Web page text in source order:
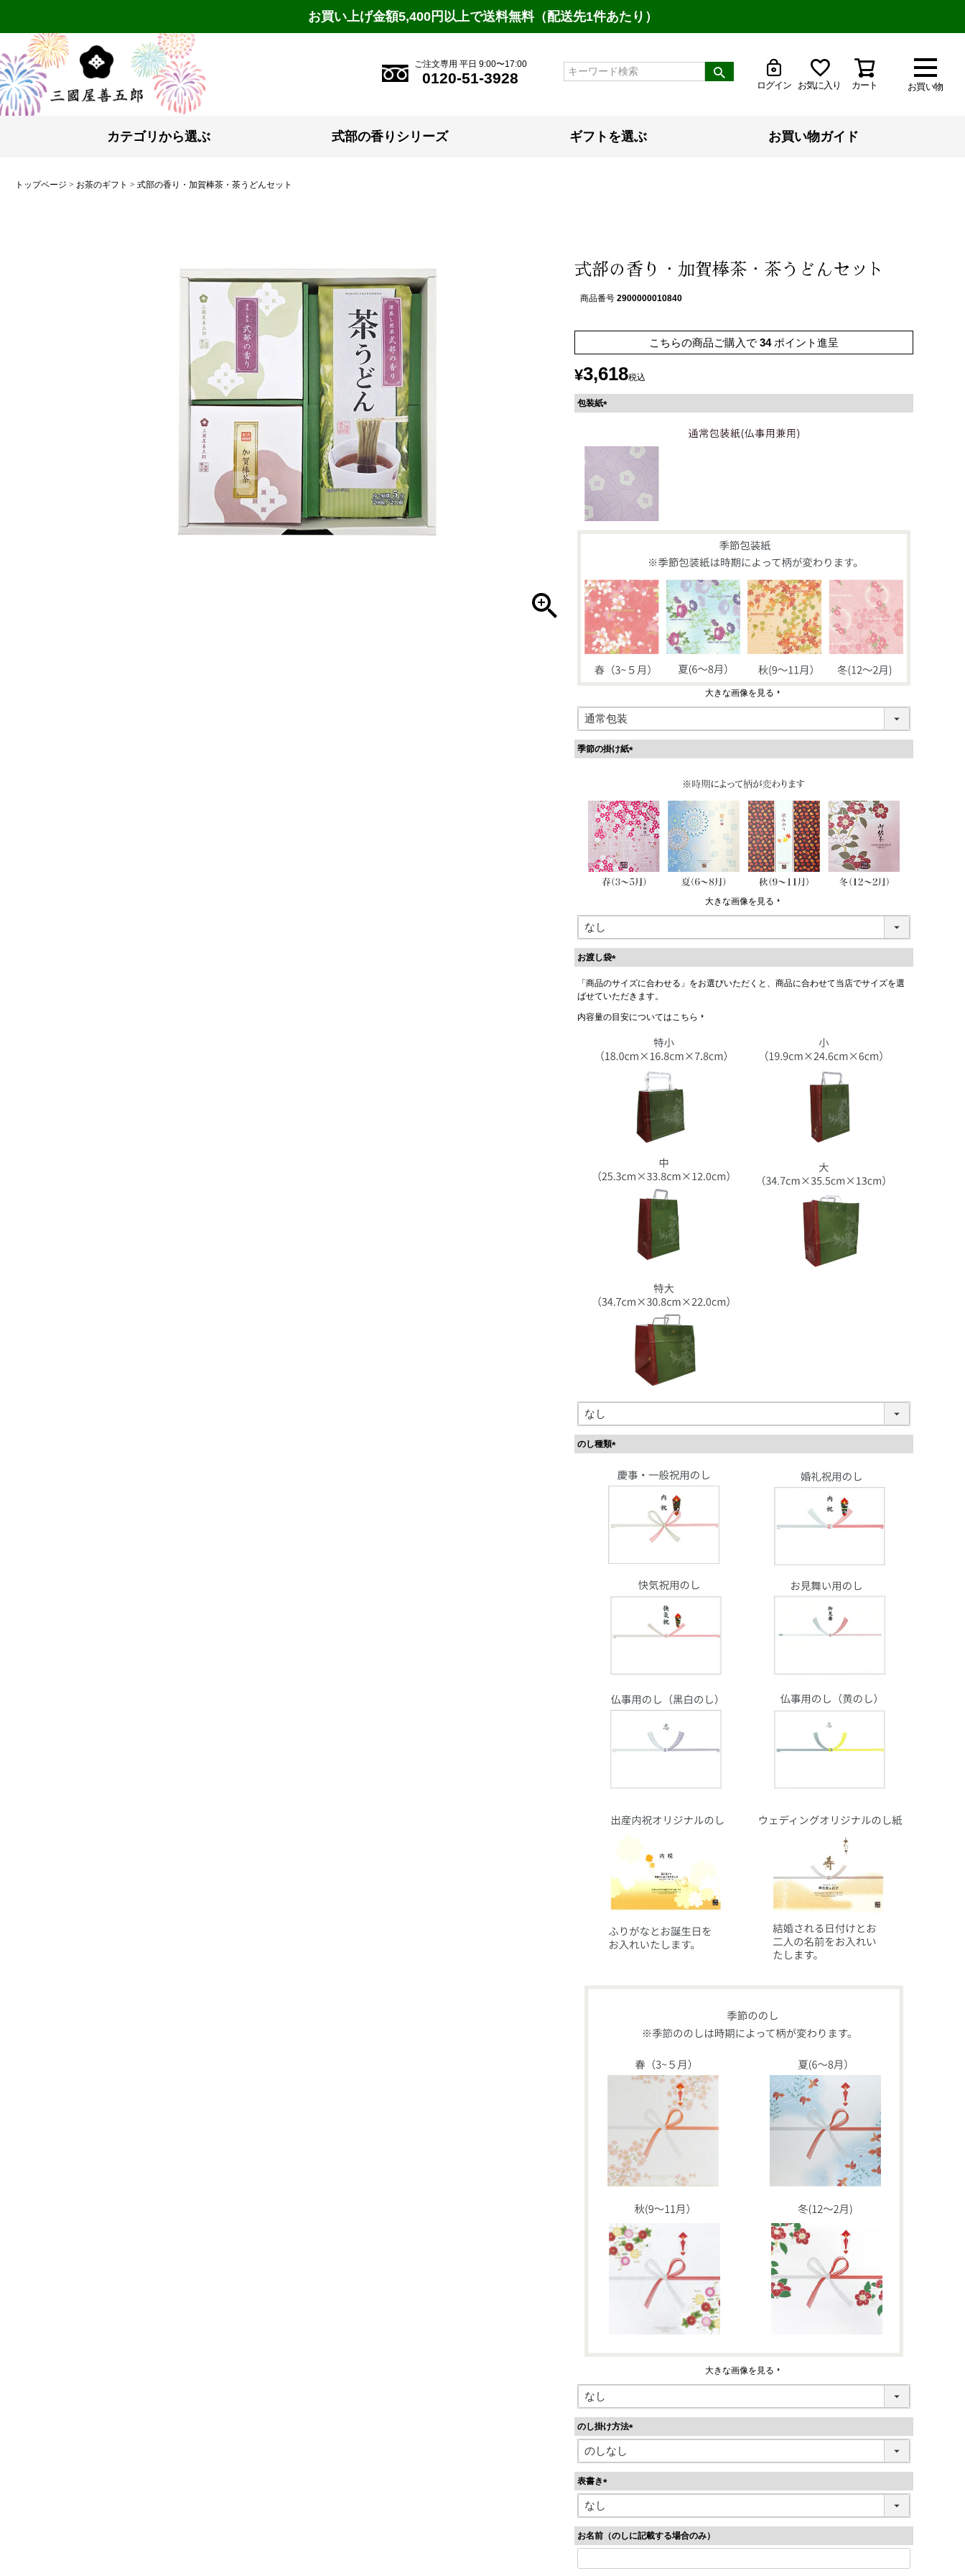
お買い上げ金額5,400円以上で送料無料（配送先1件あたり）
お買い物
ご注文専用 平日 9:00〜17:00
0120-51-3928 ログイン お気に入り カート
カテゴリから選ぶ 式部の香りシリーズ ギフトを選ぶ お買い物ガイド
トップページ お茶のギフト 式部の香り・加賀棒茶・茶うどんセット
式部の香り・加賀棒茶・茶うどんセット
商品番号 2900000010840
こちらの商品ご購入で 34 ポイント進呈
¥3,618税込
包装紙
須
大きな画像を見る
季節の掛け紙
)
大きな画像を見る
お渡し袋
必
須
)
「商品のサイズに合わせる」をお選びいただくと、商品に合わせて当店でサイズを選
ばせていただきます。
内容量の目安についてはこちら
のし種類
必
須
大きな画像を見る
のし掛け方法
(
表書き
(
必
お名前（のしに記載する場合のみ）